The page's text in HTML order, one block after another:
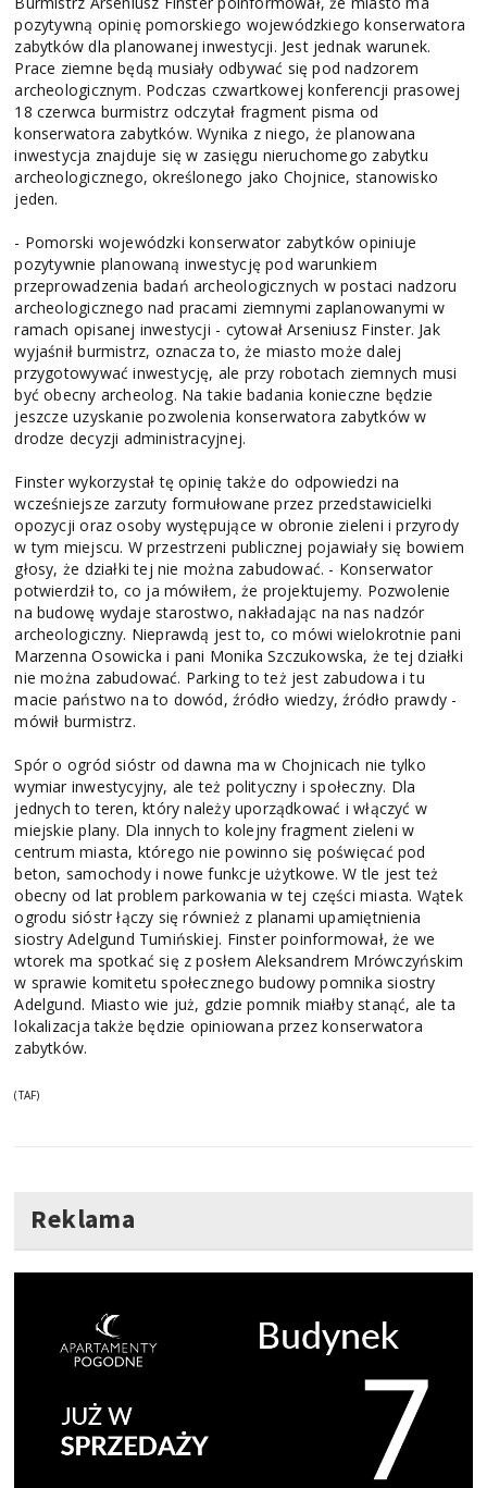
pozytywną opinię pomorskiego wojewódzkiego konserwatora
zabytków dla planowanej inwestycji. Jest jednak warunek.
Prace ziemne będą musiały odbywać się pod nadzorem
archeologicznym. Podczas czwartkowej konferencji prasowej
18 czerwca burmistrz odczytał fragment pisma od
konserwatora zabytków. Wynika z niego, że planowana
inwestycja znajduje się w zasięgu nieruchomego zabytku
archeologicznego, określonego jako Chojnice, stanowisko
jeden.
- Pomorski wojewódzki konserwator zabytków opiniuje
pozytywnie planowaną inwestycję pod warunkiem
przeprowadzenia badań archeologicznych w postaci nadzoru
archeologicznego nad pracami ziemnymi zaplanowanymi w
ramach opisanej inwestycji - cytował Arseniusz Finster. Jak
wyjaśnił burmistrz, oznacza to, że miasto może dalej
przygotowywać inwestycję, ale przy robotach ziemnych musi
być obecny archeolog. Na takie badania konieczne będzie
jeszcze uzyskanie pozwolenia konserwatora zabytków w
drodze decyzji administracyjnej.
Finster wykorzystał tę opinię także do odpowiedzi na
wcześniejsze zarzuty formułowane przez przedstawicielki
opozycji oraz osoby występujące w obronie zieleni i przyrody
w tym miejscu. W przestrzeni publicznej pojawiały się bowiem
głosy, że działki tej nie można zabudować. - Konserwator
potwierdził to, co ja mówiłem, że projektujemy. Pozwolenie
na budowę wydaje starostwo, nakładając na nas nadzór
archeologiczny. Nieprawdą jest to, co mówi wielokrotnie pani
Marzenna Osowicka i pani Monika Szczukowska, że tej działki
nie można zabudować. Parking to też jest zabudowa i tu
macie państwo na to dowód, źródło wiedzy, źródło prawdy -
mówił burmistrz.
Spór o ogród sióstr od dawna ma w Chojnicach nie tylko
wymiar inwestycyjny, ale też polityczny i społeczny. Dla
jednych to teren, który należy uporządkować i włączyć w
miejskie plany. Dla innych to kolejny fragment zieleni w
centrum miasta, którego nie powinno się poświęcać pod
beton, samochody i nowe funkcje użytkowe. W tle jest też
obecny od lat problem parkowania w tej części miasta. Wątek
ogrodu sióstr łączy się również z planami upamiętnienia
siostry Adelgund Tumińskiej. Finster poinformował, że we
wtorek ma spotkać się z posłem Aleksandrem Mrówczyńskim
w sprawie komitetu społecznego budowy pomnika siostry
Adelgund. Miasto wie już, gdzie pomnik miałby stanąć, ale ta
lokalizacja także będzie opiniowana przez konserwatora
zabytków.
(TAF)
Reklama